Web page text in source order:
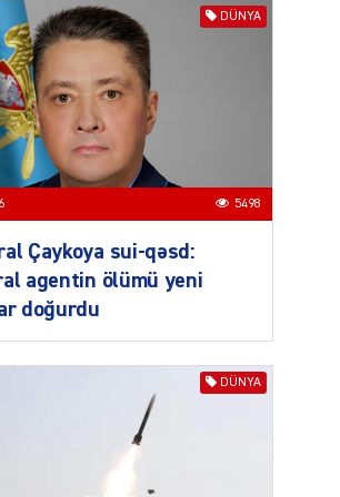
Nazirdən Orta Dəhliz
açıqlaması
04.08.2026
Ermənistanın taleyi BU
Sədərəkdən Culfaya icra
başçısı göndərildi
4385
Son illərdə Bakı ilə Bişkek
arasında əlaqələr sürətlə
DÜNYA
5498
Çaykoya sui-qəsd:
agentin ölümü yeni
doğurdu
DÜNYA